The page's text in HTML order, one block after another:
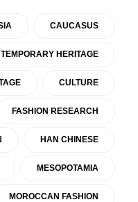
CAUCASUS
HERITAGE
CULTURE
FASHION RESEARCH
HAN CHINESE
MESOPOTAMIA
MOROCCAN FASHION